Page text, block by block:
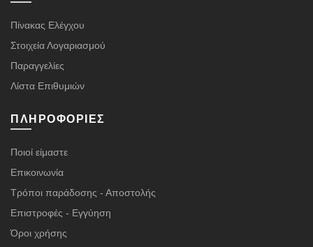
Πίνακας Ελέγχου
Στοιχεία Λογαριασμού
Παραγγελίες
Λίστα Επιθυμιών
ΠΛΗΡΟΦΟΡΊΕΣ
Ποιοί είμαστε
Επικοινωνία
Τρόποι παράδοσης - Αποστολής
Επιστροφές - Εγγύηση
Όροι χρήσης